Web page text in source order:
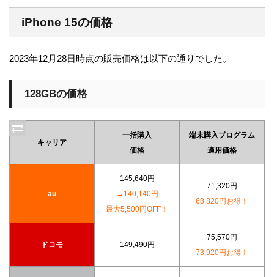
iPhone 15の価格
2023年12月28日時点の販売価格は以下の通りでした。
128GBの価格
キャリア
一括購入
価格
端末購入プログラム
適用価格
au
145,640円
→140,140円
最大5,500円OFF！
71,320円
68,820円お得！
ドコモ 149,490円
75,570円
73,920円お得！